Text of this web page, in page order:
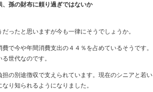
孫の財布に頼り過ぎではないか
ったと思いますが今も一律にそうでしょうか。
で今や年間消費支出の４４％を占めているそうです。
世代なのです。
の別途徴収で支えられています。現在のシニアと若い
り知られるようになりました。